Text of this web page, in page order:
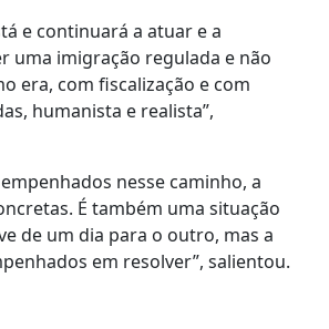
e continuará a atuar e a
uma imigração regulada e não
era, com fiscalização e com
humanista e realista”,
nesse caminho, a
É também uma situação
de um dia para o outro, mas a
em resolver”, salientou.